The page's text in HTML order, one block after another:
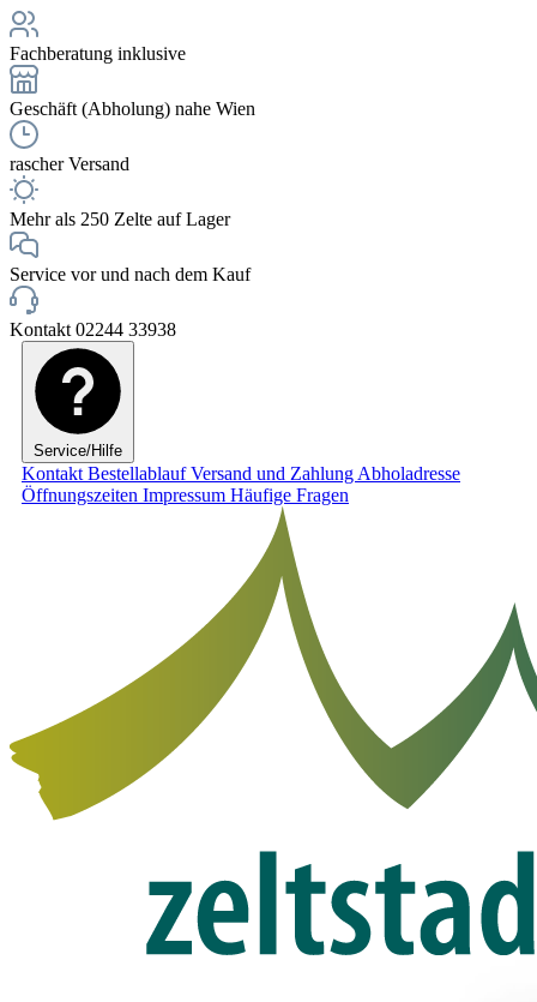
Fachberatung inklusive
Geschäft (Abholung) nahe Wien
rascher Versand
Mehr als 250 Zelte auf Lager
Service vor und nach dem Kauf
Kontakt 02244 33938
Service/Hilfe
Kontakt BestellablaufVersand und Zahlung Abholadresse
Öffnungszeiten Impressum Häufige Fragen